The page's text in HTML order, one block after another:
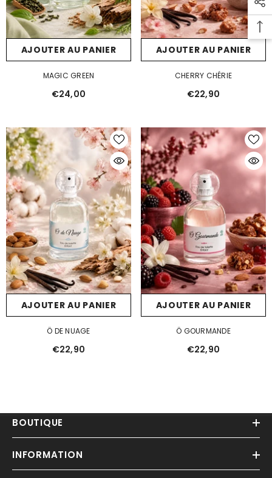
AJOUTER AU PANIER
MAGIC GREEN
€24,00
AJOUTER AU PANIER
CHERRY CHÉRIE
€22,90
AJOUTER AU PANIER
Ö DE NUAGE
€22,90
AJOUTER AU PANIER
Ö GOURMANDE
€22,90
BOUTIQUE
INFORMATION